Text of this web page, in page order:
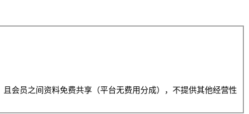
会员之间资料免费共享（平台无费用分成），不提供其他经营性